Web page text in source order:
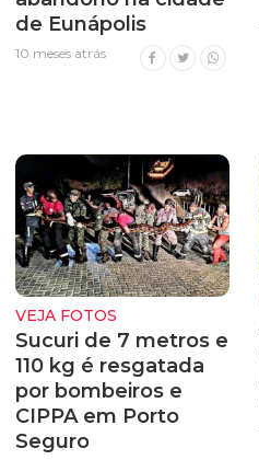
de Eunápolis
10 meses atrás
VEJA FOTOS
Sucuri de 7 metros e
110 kg é resgatada
por bombeiros e
CIPPA em Porto
Seguro